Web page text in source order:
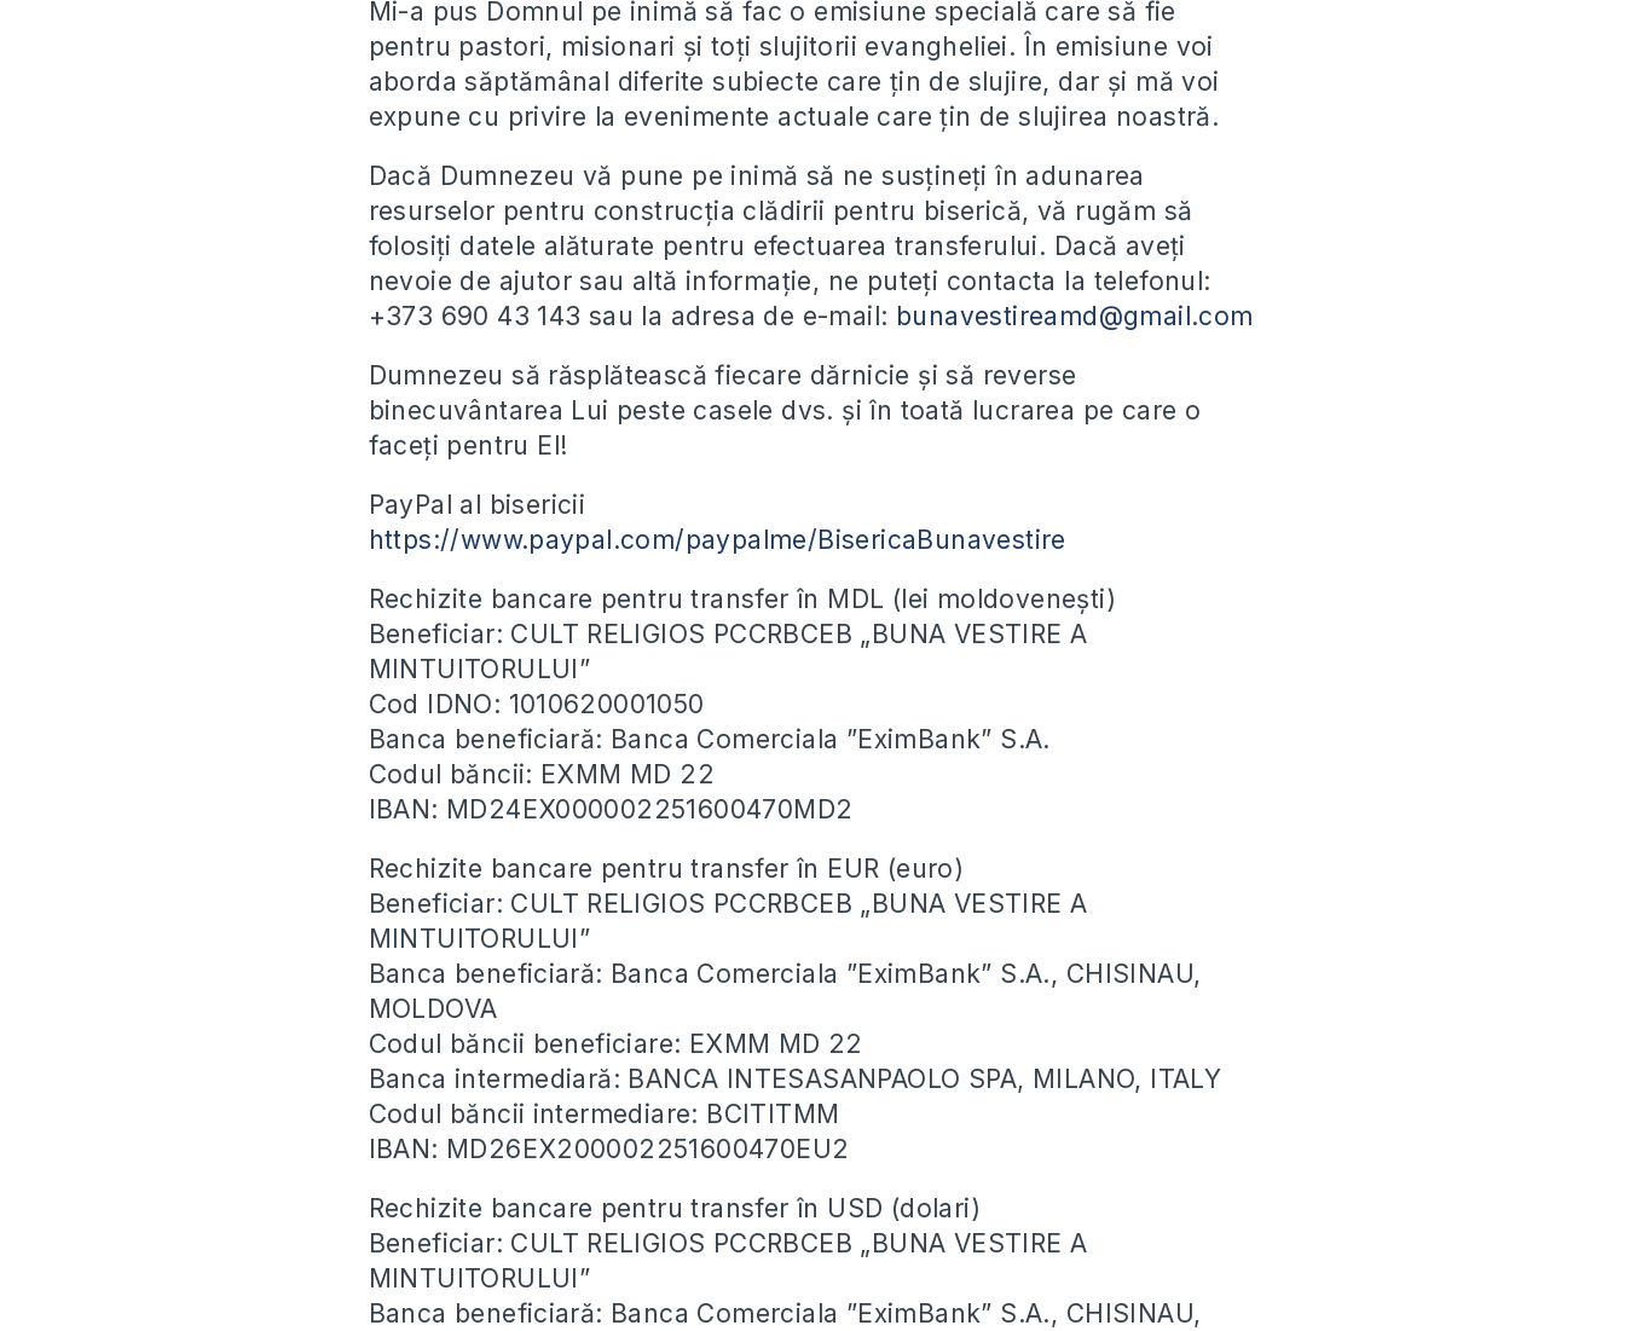
Mi-a pus Domnul pe inimă să fac o emisiune specială care să fie
pentru pastori, misionari și toți slujitorii evangheliei. În emisiune voi
aborda săptămânal diferite subiecte care țin de slujire, dar și mă voi
expune cu privire la evenimente actuale care țin de slujirea noastră.
Dacă Dumnezeu vă pune pe inimă să ne susțineți în adunarea
resurselor pentru construcția clădirii pentru biserică, vă rugăm să
folosiți datele alăturate pentru efectuarea transferului. Dacă aveți
nevoie de ajutor sau altă informație, ne puteți contacta la telefonul:
+373 690 43 143 sau la adresa de e-mail: bunavestireamd@gmail.com
Dumnezeu să răsplătească fiecare dărnicie și să reverse
binecuvântarea Lui peste casele dvs. și în toată lucrarea pe care o
faceți pentru El!
PayPal al bisericii
https://www.paypal.com/paypalme/BisericaBunavestire
Rechizite bancare pentru transfer în MDL (lei moldovenești)
Beneficiar: CULT RELIGIOS PCCRBCEB „BUNA VESTIRE A
MINTUITORULUI”
Cod IDNO: 1010620001050
Banca beneficiară: Banca Comerciala ”EximBank” S.A.
Codul băncii: EXMM MD 22
IBAN: MD24EX000002251600470MD2
Rechizite bancare pentru transfer în EUR (euro)
Beneficiar: CULT RELIGIOS PCCRBCEB „BUNA VESTIRE A
MINTUITORULUI”
Banca beneficiară: Banca Comerciala ”EximBank” S.A., CHISINAU,
MOLDOVA
Codul băncii beneficiare: EXMM MD 22
Banca intermediară: BANCA INTESASANPAOLO SPA, MILANO, ITALY
Codul băncii intermediare: BCITITMM
IBAN: MD26EX200002251600470EU2
Rechizite bancare pentru transfer în USD (dolari)
Beneficiar: CULT RELIGIOS PCCRBCEB „BUNA VESTIRE A
MINTUITORULUI”
Banca beneficiară: Banca Comerciala ”EximBank” S.A., CHISINAU,